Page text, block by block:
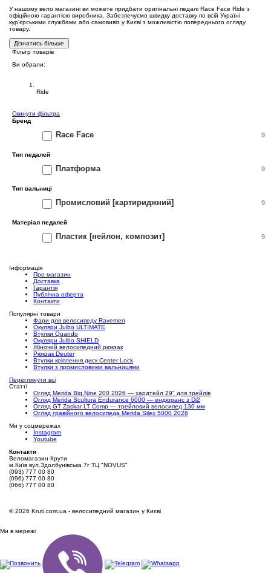
У нашому вело магазині ви можете придбати оригінальні педалі Race Face Ride з
офіційною гарантією виробника. Забезпечуємо швидку доставку по всій Україні
курʼєрськими службами або самовивіз у Києві з можливістю попереднього огляду
товару.
Дізнатись більше
Фільтр товарів
Ви обрали:
Ride
Cкинути фільтра
Бренд
Race Face 9
Тип педалей
Платформа 9
Тип вальниці
Промисловий [картириджний] 9
Матеріал педалей
Пластик [нейлон, композит] 9
Інформація
Про магазин
Доставка
Гарантія
Публічна оферта
Контакти
Популярні товари
Фари для велосипеду Ravemen
Окуляри Julbo ULTIMATE
Втулки Quando
Окуляри Julbo SHIELD
Жіночий велосипедний рюкзак
Рюкзак Deuter
Втулки кріплення диск Center Lock
Втулки з промисловими вальницями
Переглянути всі
Статті
Огляд Merida Big.Nine 200 2026 — хардтейл 29" для трейлів
Огляд Merida Scultura Endurance 6000 — ендюранс з Di2
Огляд GT Zaskar LT Comp — трейловий велосипед 130 мм
Огляд гравійного велосипеда Merida Silex 5000 2026
Ми у соцмережах
Instagram
Youtube
Контакти
Веломагазин Крути
м.Київ вул.Здолбунівська 7г ТЦ "NOVUS"
(093) 777 00 80
(096) 777 00 80
(066) 777 00 80
©2026 Kruti.com.ua - велосипедний магазин у Києві
Ми в мережі